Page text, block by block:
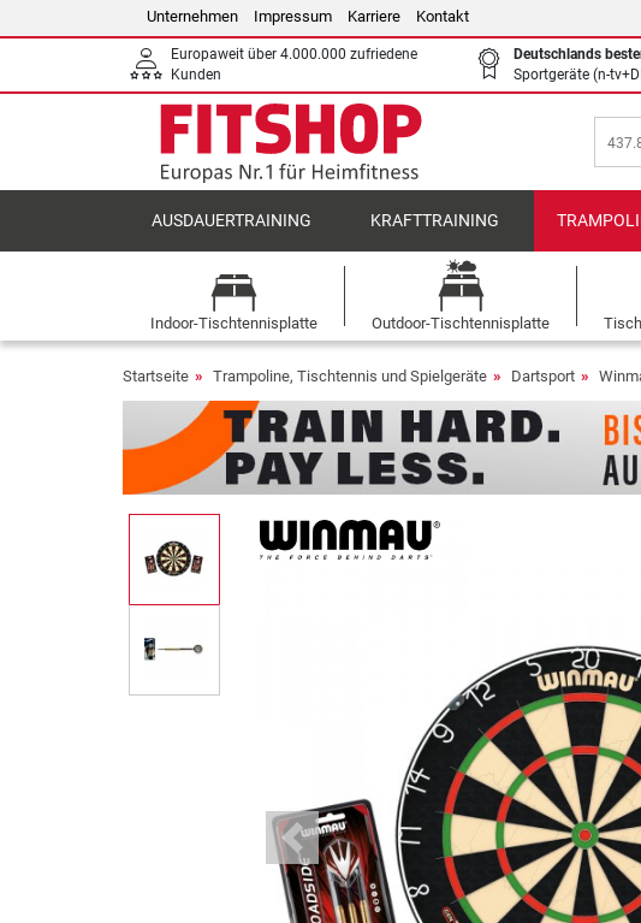
Unternehmen Impressum Karriere Kontakt
Europaweit über 4.000.000 zufriedene
Kunden
Deutschlands
Sportgeräte (n-
AUSDAUERTRAINING KRAFTTRAINING
Indoor-Tischtennisplatte Outdoor-Tischtennisplatte
Startseite Trampoline, Tischtennis und Spielgeräte Dartsport
Previous